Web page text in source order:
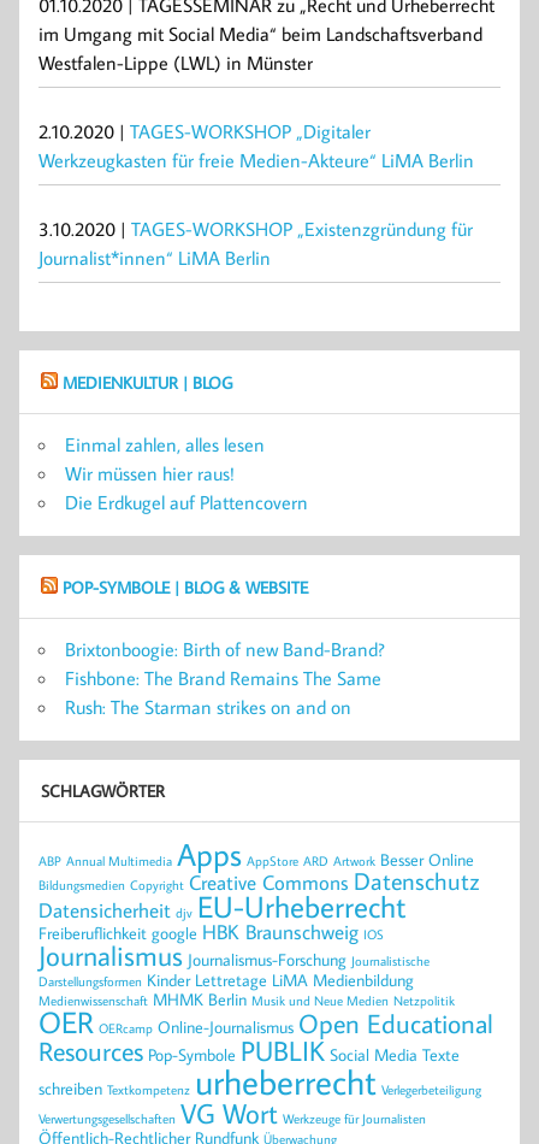
01.10.2020 | TAGESSEMINAR zu „Recht und Urheberrecht
im Umgang mit Social Media“ beim Landschaftsverband
Westfalen-Lippe (LWL) in Münster
2.10.2020 | TAGES-WORKSHOP „Digitaler
Werkzeugkasten für freie Medien-Akteure“ LiMA Berlin
3.10.2020 | TAGES-WORKSHOP „Existenzgründung für
Journalist*innen“ LiMA Berlin
MEDIENKULTUR | BLOG
Einmal zahlen, alles lesen
Wir müssen hier raus!
Die Erdkugel auf Plattencovern
POP-SYMBOLE | BLOG & WEBSITE
Brixtonboogie: Birth of new Band-Brand?
Fishbone: The Brand Remains The Same
Rush: The Starman strikes on and on
SCHLAGWÖRTER
ABP Annual Multimedia Apps AppStore ARD Artwork Besser Online
Bildungsmedien Copyright Creative Commons Datenschutz
Datensicherheit djv EU-Urheberrecht
Freiberuflichkeit google HBK Braunschweig IOS
Journalismus Journalismus-Forschung Journalistische
Darstellungsformen Kinder Lettretage LiMA Medienbildung
Medienwissenschaft MHMK Berlin Musik und Neue Medien Netzpolitik
OER OERcamp Online-Journalismus Open Educational
Resources Pop-Symbole PUBLIK Social Media Texte
schreiben Textkompetenz urheberrecht Verlegerbeteiligung
Verwertungsgesellschaften VG Wort Werkzeuge für Journalisten
Öffentlich-Rechtlicher Rundfunk Überwachung